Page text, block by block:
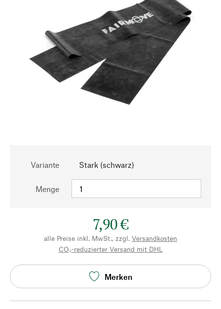
Variante Stark (schwarz)
Menge
7,90 €
alle Preise inkl. MwSt., zzgl. Versandkosten
CO₂-reduzierter Versand mit DHL
Merken